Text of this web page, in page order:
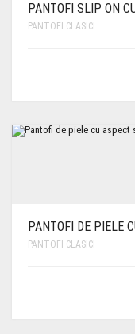
PANTOFI SLIP ON
PANTOFI CLASICI
PANTOFI DE PIELE
PANTOFI CLASICI